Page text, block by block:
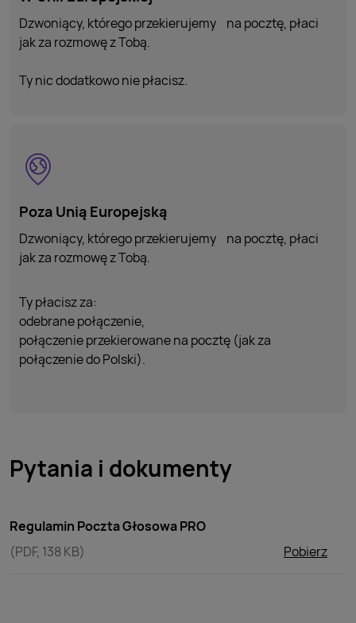
Dzwoniący, którego przekierujemy na pocztę, płaci
jak za rozmowę z Tobą.
Ty nic dodatkowo nie płacisz.
Poza Unią Europejską
Dzwoniący, którego przekierujemy na pocztę, płaci
jak za rozmowę z Tobą.
Ty płacisz za:
odebrane połączenie,
połączenie przekierowane na pocztę (jak za
połączenie do Polski).
Pytania i dokumenty
Regulamin Poczta Głosowa PRO
(PDF, 138 KB)
Pobierz